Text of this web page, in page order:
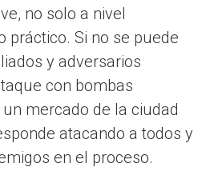
no solo a nivel
práctico. Si no se puede
y adversarios
con bombas
mercado de la ciudad
atacando a todos y
en el proceso.